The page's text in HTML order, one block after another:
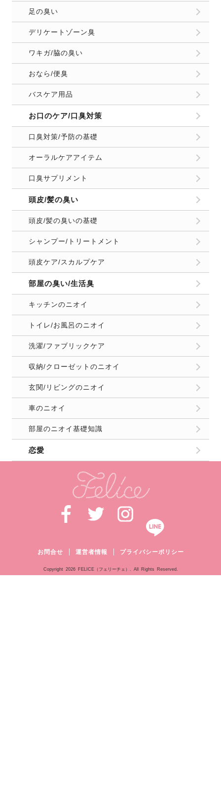
足の臭い
デリケートゾーン臭
ワキガ/脇の臭い
おなら/便臭
バスケア用品
お口のケア/口臭対策
口臭対策/予防の基礎
オーラルケアアイテム
口臭サプリメント
頭皮/髪の臭い
頭皮/髪の臭いの基礎
シャンプー/トリートメント
頭皮ケア/スカルプケア
部屋の臭い/生活臭
キッチンのニオイ
トイレ/お風呂のニオイ
洗濯/ファブリックケア
収納/クローゼットのニオイ
玄関/リビングのニオイ
車のニオイ
部屋のニオイ基礎知識
恋愛
お問合せ 運営者情報 プライバシーポリシー
Copyright 2026 FELICE（フェリーチェ）. All Rights Reserved.